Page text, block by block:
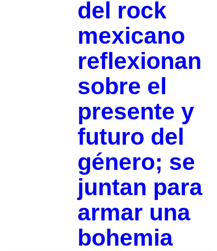
del rock
mexicano
reflexionan
sobre el
presente y
futuro del
género; se
juntan para
armar una
bohemia